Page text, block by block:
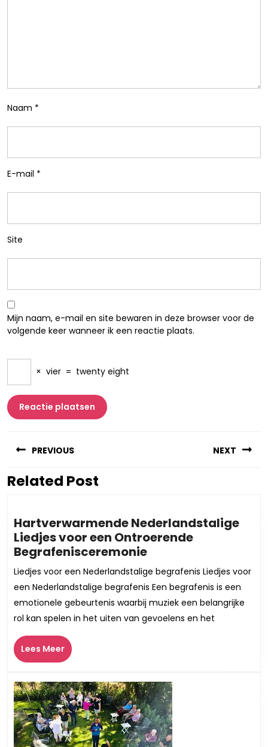
Naam *
E-mail *
Site
Mijn naam, e-mail en site bewaren in deze browser voor de
volgende keer wanneer ik een reactie plaats.
× vier = twenty eight
PREVIOUS
Vorig
NEXT
Related Post
Hartverwarmende Nederlandstalige
Liedjes voor een Ontroerende
BegrafenisceremonieHartverwarmende
Nederlandstalige
Liedjes
voor
een
Ontroerende
Liedjes voor een Nederlandstalige begrafenis Liedjes voor
een Nederlandstalige begrafenis Een begrafenis is een
emotionele gebeurtenis waarbij muziek een belangrijke
rol kan spelen in het uiten van gevoelens en het
Lees MeerLees
Meer